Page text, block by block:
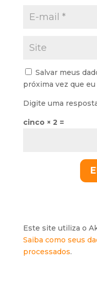
Salvar meus
próxima vez que
Digite uma
cinco × 2 =
Este site utiliza o
Saiba como seus
processados.